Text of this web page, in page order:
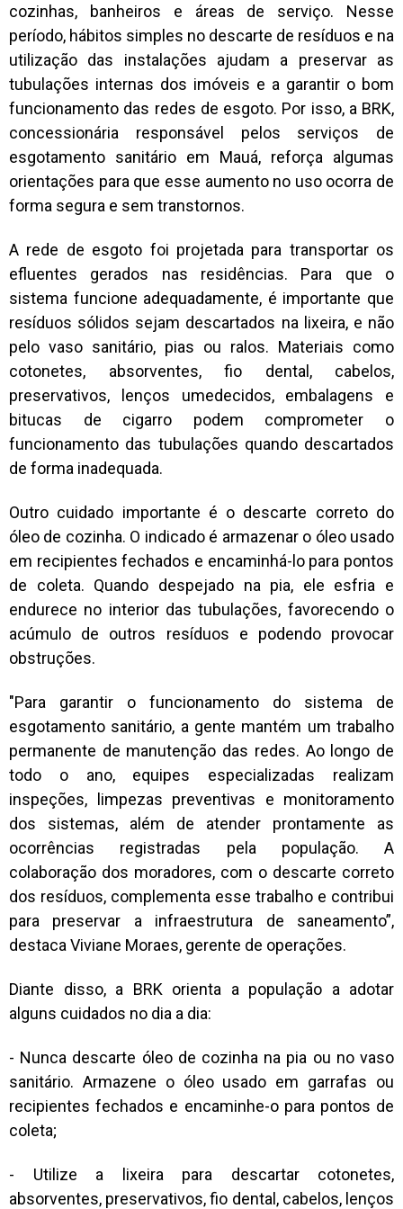
cozinhas, banheiros e áreas de serviço. Nesse
período, hábitos simples no descarte de resíduos e na
utilização das instalações ajudam a preservar as
tubulações internas dos imóveis e a garantir o bom
funcionamento das redes de esgoto. Por isso, a BRK,
concessionária responsável pelos serviços de
esgotamento sanitário em Mauá, reforça algumas
orientações para que esse aumento no uso ocorra de
forma segura e sem transtornos.
A rede de esgoto foi projetada para transportar os
efluentes gerados nas residências. Para que o
sistema funcione adequadamente, é importante que
resíduos sólidos sejam descartados na lixeira, e não
pelo vaso sanitário, pias ou ralos. Materiais como
cotonetes, absorventes, fio dental, cabelos,
preservativos, lenços umedecidos, embalagens e
bitucas de cigarro podem comprometer o
funcionamento das tubulações quando descartados
de forma inadequada.
Outro cuidado importante é o descarte correto do
óleo de cozinha. O indicado é armazenar o óleo usado
em recipientes fechados e encaminhá-lo para pontos
de coleta. Quando despejado na pia, ele esfria e
endurece no interior das tubulações, favorecendo o
acúmulo de outros resíduos e podendo provocar
obstruções.
"Para garantir o funcionamento do sistema de
esgotamento sanitário, a gente mantém um trabalho
permanente de manutenção das redes. Ao longo de
todo o ano, equipes especializadas realizam
inspeções, limpezas preventivas e monitoramento
dos sistemas, além de atender prontamente as
ocorrências registradas pela população. A
colaboração dos moradores, com o descarte correto
dos resíduos, complementa esse trabalho e contribui
para preservar a infraestrutura de saneamento”,
destaca Viviane Moraes, gerente de operações.
Diante disso, a BRK orienta a população a adotar
alguns cuidados no dia a dia:
- Nunca descarte óleo de cozinha na pia ou no vaso
sanitário. Armazene o óleo usado em garrafas ou
recipientes fechados e encaminhe-o para pontos de
coleta;
- Utilize a lixeira para descartar cotonetes,
absorventes, preservativos, fio dental, cabelos, lenços